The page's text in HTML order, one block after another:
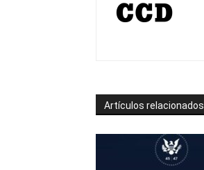
Artículos relacionados